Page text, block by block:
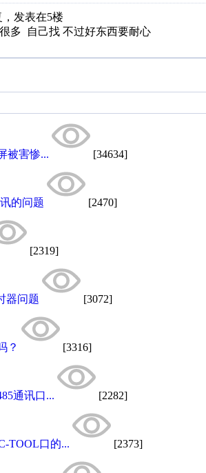
发表在5楼
自己找 不过好东西要耐心
被害惨... [34634]
的问题 [2470]
[2319]
器问题 [3072]
？ [3316]
通讯口... [2282]
TOOL口的... [2373]